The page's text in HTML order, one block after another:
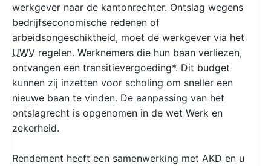
werkgever naar de kantonrechter. Ontslag wegens
bedrijfseconomische redenen of
arbeidsongeschiktheid, moet de werkgever via het
UWV regelen. Werknemers die hun baan verliezen,
ontvangen een transitievergoeding*. Dit budget
kunnen zij inzetten voor scholing om sneller een
nieuwe baan te vinden. De aanpassing van het
ontslagrecht is opgenomen in de wet Werk en
zekerheid.
Rendement heeft een samenwerking met AKD en u